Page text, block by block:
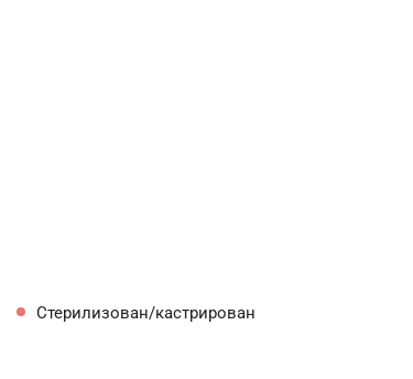
Стерилизован/кастрирован